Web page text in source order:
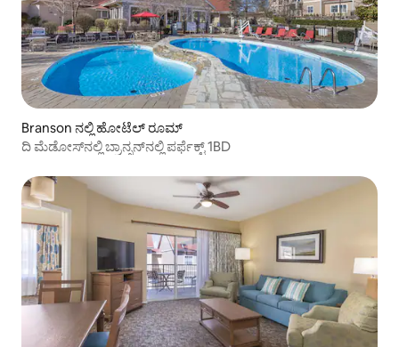
Branson ನಲ್ಲಿ ಹೋಟೆಲ್ ರೂಮ್
ದಿ ಮೆಡೋಸ್‌ನಲ್ಲಿ ಬ್ರಾನ್ಸನ್‌ನಲ್ಲಿ ಪರ್ಫೆಕ್ಟ್ 1BD